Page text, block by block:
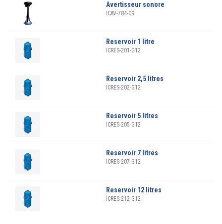
Avertisseur sonore
ICAV-784-09
Reservoir 1 litre
ICRES-201-G12
Reservoir 2,5 litres
ICRES-202-G12
Reservoir 5 litres
ICRES-205-G12
Reservoir 7 litres
ICRES-207-G12
Reservoir 12 litres
ICRES-212-G12